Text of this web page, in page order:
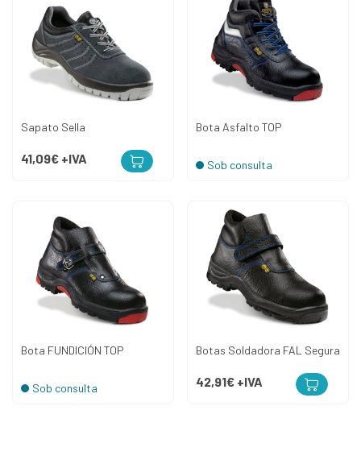
Sapato Sella
41,09€ +IVA
Bota Asfalto TOP
Sob consulta
Bota FUNDICIÓN TOP
Sob consulta
Botas Soldadora FAL Segura
42,91€ +IVA